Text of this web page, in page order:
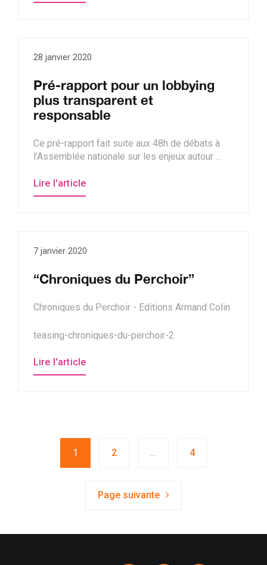
28 janvier 2020
Pré-rapport pour un lobbying
plus transparent et
responsable
Ce pré-rapport fait suite aux 48h de débats à
l’Assemblée nationale sur les enjeux autour …
Lire l'article
7 janvier 2020
“Chroniques du Perchoir”
Chroniques du Perchoir - Editions Armand Colin
teasing-chroniques-du-perchoir-2
Lire l'article
1 2 … 4
Page suivante